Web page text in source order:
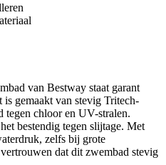
van Bestway staat garant
gemaakt van stevig Tritech-
tegen chloor en UV-stralen.
bestendig tegen slijtage. Met
zelfs bij grote
dat dit zwembad stevig